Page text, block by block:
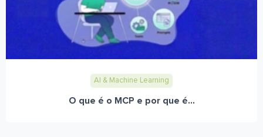
AI & Machine Learning
O que é o MCP e por que é...